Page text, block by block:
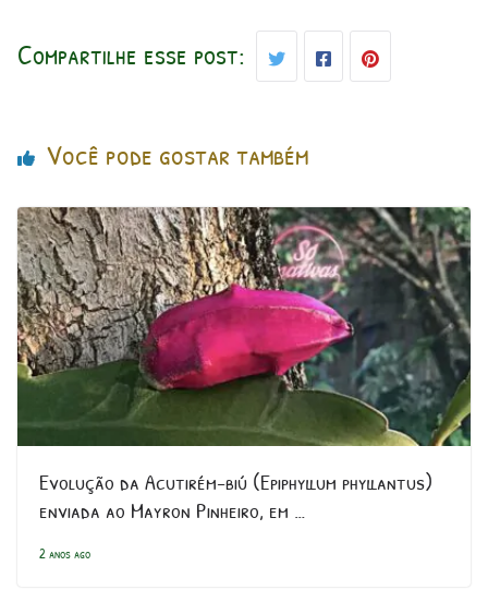
Compartilhe esse post:
Você pode gostar também
Evolução da Acutirém-biú (Epiphyllum phyllantus)
enviada ao Mayron Pinheiro, em …
2 anos ago